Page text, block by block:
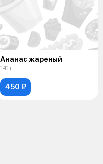
Ананас жареный
141 г
450 ₽